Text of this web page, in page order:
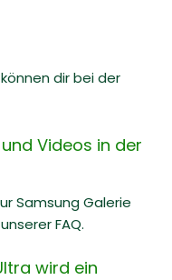
dir bei der
Videos in der
Samsung Galerie
FAQ.
wird ein